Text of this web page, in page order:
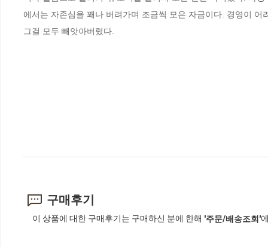
구매후기
이 상품에 대한 구매후기는 구매하신 분에 한해 '주문/배송조회'